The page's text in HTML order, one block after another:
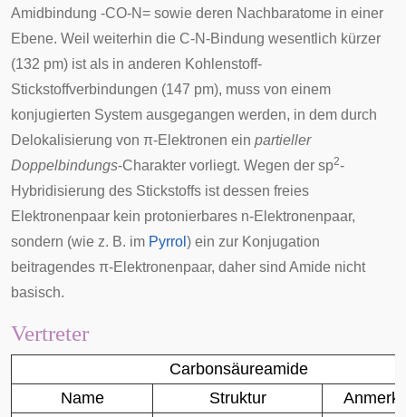
Amidbindung -CO-N= sowie deren Nachbaratome in einer
Ebene. Weil weiterhin die C-N-Bindung wesentlich kürzer
(132 pm) ist als in anderen Kohlenstoff-
Stickstoffverbindungen (147 pm), muss von einem
konjugierten System ausgegangen werden, in dem durch
Delokalisierung von π-Elektronen ein partieller
Doppelbindungs-Charakter vorliegt. Wegen der sp2-
Hybridisierung des Stickstoffs ist dessen freies
Elektronenpaar kein protonierbares n-Elektronenpaar,
sondern (wie z. B. im Pyrrol ) ein zur Konjugation
beitragendes π-Elektronenpaar, daher sind Amide nicht
basisch.
Vertreter
Carbonsäureamide
Name
Struktur